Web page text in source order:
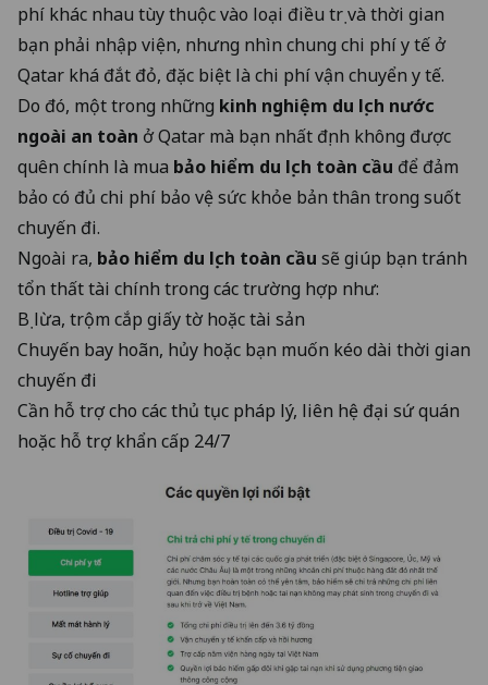
phí khác nhau tùy thuộc vào loại điều trị và thời gian
bạn phải nhập viện, nhưng nhìn chung chi phí y tế ở
Qatar khá đắt đỏ, đặc biệt là chi phí vận chuyển y tế.
Do đó, một trong những ​​ kinh nghiệm du lịch nước
ngoài an toàn ở Qatar mà bạn nhất định không được
quên chính là mua bảo hiểm du lịch toàn cầu để đảm
bảo có đủ chi phí bảo vệ sức khỏe bản thân trong suốt
chuyến đi.
Ngoài ra, bảo hiểm du lịch toàn cầu sẽ giúp bạn tránh
tổn thất tài chính trong các trường hợp như:
Bị lừa, trộm cắp giấy tờ hoặc tài sản
Chuyến bay hoãn, hủy hoặc bạn muốn kéo dài thời gian
chuyến đi
Cần hỗ trợ cho các thủ tục pháp lý, liên hệ đại sứ quán
hoặc hỗ trợ khẩn cấp 24/7